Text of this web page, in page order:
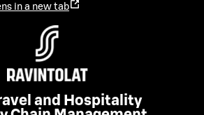
in a new tab
and Hospitality